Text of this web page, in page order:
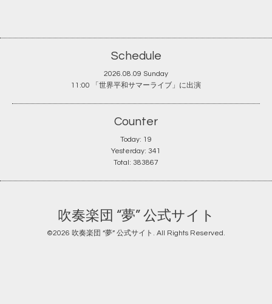
Schedule
2026.08.09 Sunday
11:00 「世界平和サマーライブ」に出演
Counter
Today: 19
Yesterday: 341
Total: 383867
吹奏楽団 “夢” 公式サイト
©2026 吹奏楽団 “夢” 公式サイト . All Rights Reserved.